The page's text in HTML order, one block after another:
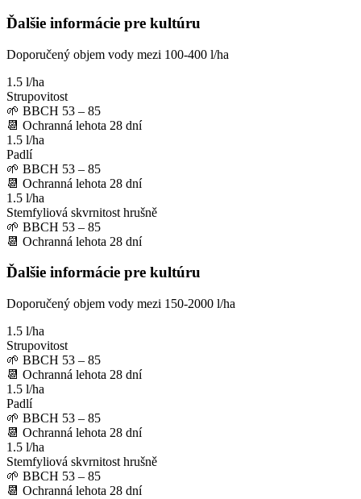
Ďalšie informácie pre kultúru
Doporučený objem vody mezi 100-400 l/ha
1.5 l/ha
Strupovitost
🌱 BBCH 53 – 85
📆 Ochranná lehota 28 dní
1.5 l/ha
Padlí
🌱 BBCH 53 – 85
📆 Ochranná lehota 28 dní
1.5 l/ha
Stemfyliová skvrnitost hrušně
🌱 BBCH 53 – 85
📆 Ochranná lehota 28 dní
Ďalšie informácie pre kultúru
Doporučený objem vody mezi 150-2000 l/ha
1.5 l/ha
Strupovitost
🌱 BBCH 53 – 85
📆 Ochranná lehota 28 dní
1.5 l/ha
Padlí
🌱 BBCH 53 – 85
📆 Ochranná lehota 28 dní
1.5 l/ha
Stemfyliová skvrnitost hrušně
🌱 BBCH 53 – 85
📆 Ochranná lehota 28 dní